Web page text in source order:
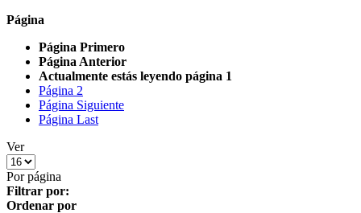
Página
Página Primero
Página Anterior
Actualmente estás leyendo página 1
Página 2
Página Siguiente
Página Last
Ver
Por página
Filtrar por:
Ordenar por